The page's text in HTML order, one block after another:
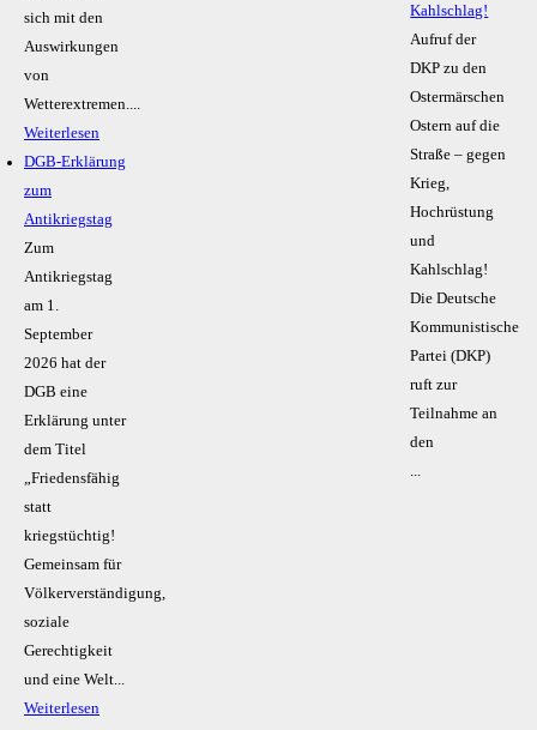
sich mit den
Auswirkungen
von
Wetterextremen....
Weiterlesen
DGB-Erklärung
zum
Antikriegstag
Zum
Antikriegstag
am 1.
September
2026 hat der
DGB eine
Erklärung unter
dem Titel
„Friedensfähig
statt
kriegstüchtig!
Gemeinsam für
Völkerverständigung,
soziale
Gerechtigkeit
und eine Welt...
Weiterlesen
Kahlschlag!
Aufruf der
DKP zu den
Ostermärschen
Ostern auf die
Straße – gegen
Krieg,
Hochrüstung
und
Kahlschlag!
Die Deutsche
Kommunistische
Partei (DKP)
ruft zur
Teilnahme an
den